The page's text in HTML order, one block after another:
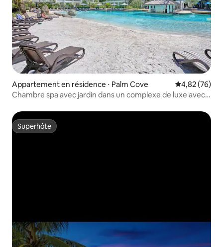
Appartement en résidence ⋅ Palm Cove Évaluation
4,82 (76)
Chambre spa avec jardin dans un complexe de luxe avec
Superhôte
Superhôte